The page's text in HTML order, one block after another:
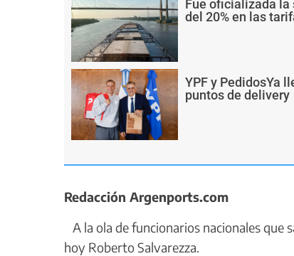
Fue oficializada la
del 20% en las
YPF y PedidosYa
puntos de delivery
Redacción Argenports.com
A la ola de funcionarios nacionales
hoy Roberto Salvarezza.